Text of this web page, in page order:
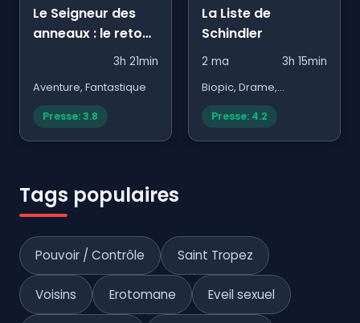
Le Seigneur des
anneaux : le retour
3h 21min
Aventure, Fantastique
Presse: 3.8
La Liste de
Schindler
2 ma 3h 15min
Biopic, Drame,
Historique
Presse: 4.2
Tags populaires
Pouvoir / Contrôle Saint Tropez
Voisins Erotomane Eveil sexuel